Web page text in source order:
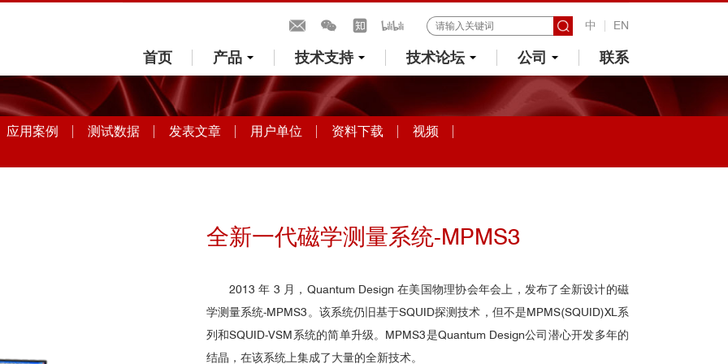
中 EN
首页 产品 技术支持 技术论坛 公司 联系
应用案例 测试数据 发表文章 用户单位 资料下载 视频
全新一代磁学测量系统-MPMS3
2013 年 3 月，Quantum Design 在美国物理协会年会上，发布了全新设计的磁
学测量系统-MPMS3。该系统仍旧基于SQUID探测技术，但不是MPMS(SQUID)XL系
列和SQUID-VSM系统的简单升级。MPMS3是Quantum Design公司潜心开发多年的
结晶，在该系统上集成了大量的全新技术。